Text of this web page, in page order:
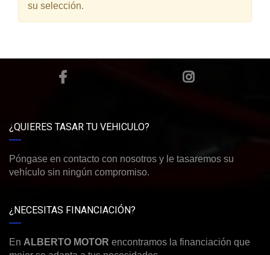
su selección.
¿QUIERES TASAR TU VEHICULO?
Póngase en contacto con nosotros y le tasaremos su
vehículo sin ningún compromiso.
¿NECESITAS FINANCIACIÓN?
En ALBERTO MOTOR encontramos la financiación que